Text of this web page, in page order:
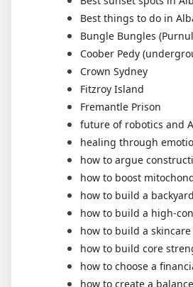
Best things to do in
Bungle Bungles
Coober Pedy
Crown Sydney
Fitzroy Island
Fremantle Prison
future of robotics and
healing through
how to argue
how to boost
how to build a
how to build a high-
how to build a
how to build core
how to choose a
how to create a